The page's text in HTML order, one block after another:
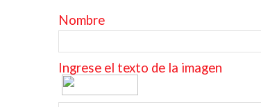
Nombre
Ingrese el texto de la imagen